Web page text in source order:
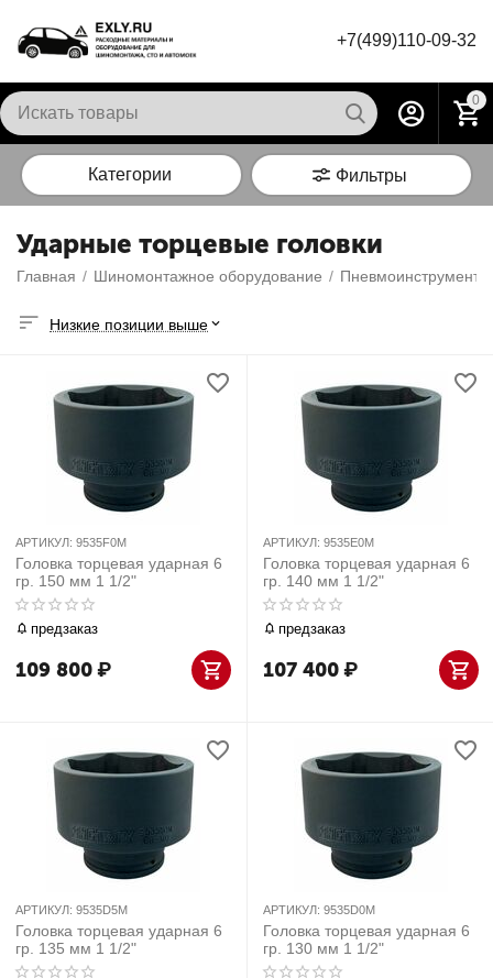
+7(499)110-09-32
0
Категории Фильтры
Ударные торцевые головки
Главная / Шиномонтажное оборудование / Пневмоинструмент
Низкие позиции выше
АРТИКУЛ: 9535F0M
Головка торцевая ударная 6
гр. 150 мм 1 1/2"
предзаказ
109 800₽
АРТИКУЛ: 9535E0M
Головка торцевая ударная 6
гр. 140 мм 1 1/2"
предзаказ
107 400₽
АРТИКУЛ: 9535D5M
Головка торцевая ударная 6
гр. 135 мм 1 1/2"
АРТИКУЛ: 9535D0M
Головка торцевая ударная 6
гр. 130 мм 1 1/2"